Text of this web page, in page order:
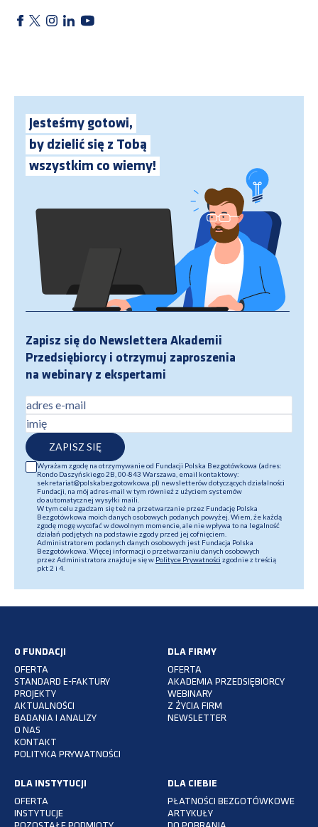
Jesteśmy gotowi,
by dzielić się z Tobą
wszystkim co wiemy!
Zapisz się do Newslettera Akademii
Przedsiębiorcy i otrzymuj zaproszenia
na webinary z ekspertami
adres e-mail
imię
ZAPISZ SIĘ
Wyrażam zgodę na otrzymywanie od Fundacji Polska Bezgotówkowa (adres:
Rondo Daszyńskiego 2B, 00-843 Warszawa, email kontaktowy:
sekretariat@polskabezgotowkowa.pl) newsletterów dotyczących działalności
Fundacji, na mój adres-mail w tym również z użyciem systemów
do automatycznej wysyłki maili.
W tym celu zgadzam się też na przetwarzanie przez Fundację Polska
Bezgotówkowa moich danych osobowych podanych powyżej. Wiem, że każdą
zgodę mogę wycofać w dowolnym momencie, ale nie wpływa to na legalność
działań podjętych na podstawie zgody przed jej cofnięciem.
Administratorem podanych danych osobowych jest Fundacja Polska
Bezgotówkowa. Więcej informacji o przetwarzaniu danych osobowych
przez Administratora znajduje się w Polityce Prywatności zgodnie z treścią
pkt 2 i 4.
O FUNDACJI
OFERTA
STANDARD E-FAKTURY
PROJEKTY
AKTUALNOŚCI
BADANIA I ANALIZY
O NAS
KONTAKT
POLITYKA PRYWATNOŚCI
DLA FIRMY
OFERTA
AKADEMIA PRZEDSIĘBIORCY
WEBINARY
Z ŻYCIA FIRM
NEWSLETTER
DLA INSTYTUCJI
OFERTA
INSTYTUCJE
DLA CIEBIE
PŁATNOŚCI BEZGOTÓWKOWE
ARTYKUŁY